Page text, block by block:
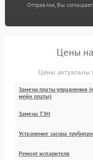
Отправляя, Вы
Цены
Цены актуальны
Замена платы управления
мейн платы)
Замена ТЭН
Устранение засора
Ремонт испарителя